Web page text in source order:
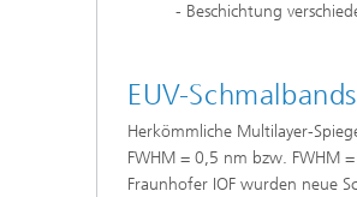
- Beschichtung
EUV-
Herkömmliche Multilayer-
FWHM = 0,5 nm bzw. FWHM
Fraunhofer IOF wurden neue